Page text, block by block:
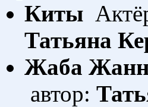
Киты
Татьяна
Жаба
автор: